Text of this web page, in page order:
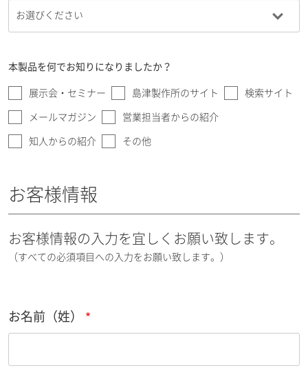
本製品を何でお知りになりましたか？
展示会・セミナー 島津製作所のサイト 検索サイト
メールマガジン 営業担当者からの紹介
知人からの紹介 その他
お客様情報
お客様情報の入力を宜しくお願い致します。
（すべての必須項目への入力をお願い致します。）
お名前（姓）